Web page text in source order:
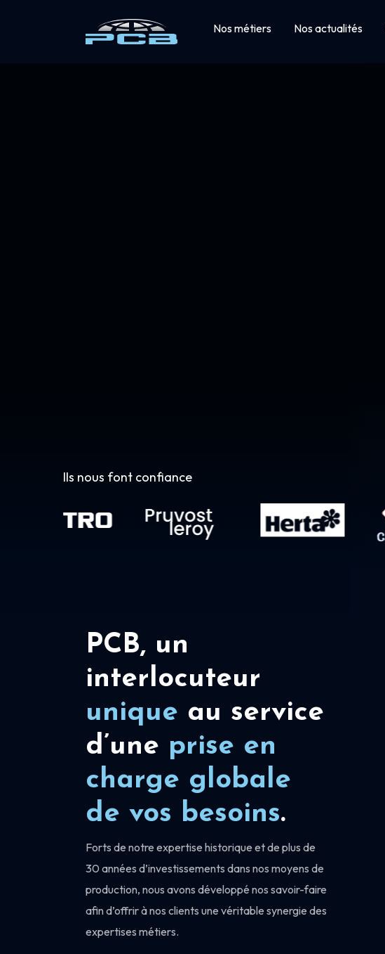
Nos métiers Nos actualités
Ils nous font confiance
PCB, un
interlocuteur
unique au service
d’une prise en
charge globale
de vos besoins.
Forts de notre expertise historique et de plus de
30 années d’investissements dans nos moyens de
production, nous avons développé nos savoir-faire
afin d’offrir à nos clients une véritable synergie des
expertises métiers.